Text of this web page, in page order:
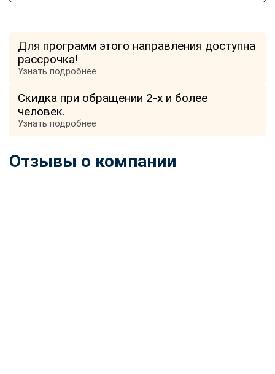
Для программ этого направления доступна
рассрочка!
Узнать подробнее
Скидка при обращении 2-х и более
человек.
Узнать подробнее
Отзывы о компании